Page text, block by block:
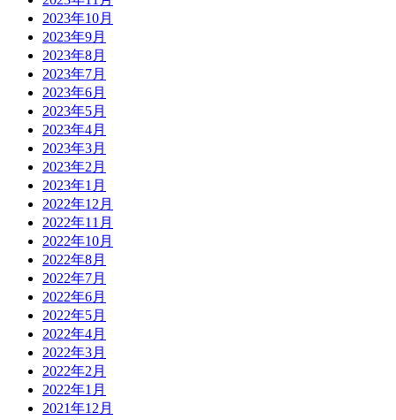
2023年10月
2023年9月
2023年8月
2023年7月
2023年6月
2023年5月
2023年4月
2023年3月
2023年2月
2023年1月
2022年12月
2022年11月
2022年10月
2022年8月
2022年7月
2022年6月
2022年5月
2022年4月
2022年3月
2022年2月
2022年1月
2021年12月